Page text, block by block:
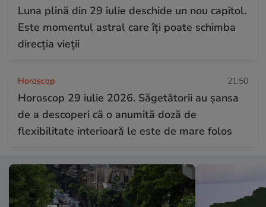
Luna plină din 29 iulie deschide un nou capitol.
Este momentul astral care îți poate schimba
direcția vieții
Horoscop 21:50
Horoscop 29 iulie 2026. Săgetătorii au șansa
de a descoperi că o anumită doză de
flexibilitate interioară le este de mare folos